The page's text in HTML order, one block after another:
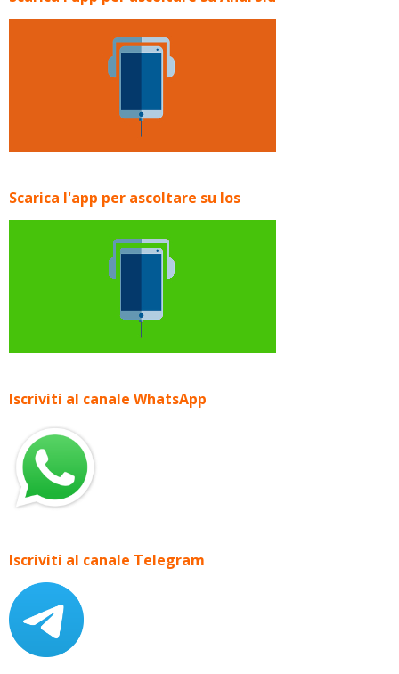
Scarica l'app per ascoltare su Ios
Iscriviti al canale WhatsApp
Iscriviti al canale Telegram